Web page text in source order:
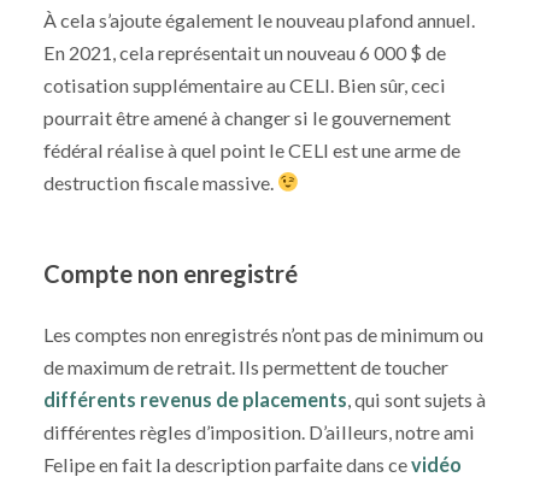
À cela s’ajoute également le nouveau plafond annuel.
En 2021, cela représentait un nouveau 6 000 $ de
cotisation supplémentaire au CELI. Bien sûr, ceci
pourrait être amené à changer si le gouvernement
fédéral réalise à quel point le CELI est une arme de
destruction fiscale massive.
Compte non enregistré
Les comptes non enregistrés n’ont pas de minimum ou
de maximum de retrait. Ils permettent de toucher
différents revenus de placements , qui sont sujets à
différentes règles d’imposition. D’ailleurs, notre ami
Felipe en fait la description parfaite dans cevidéo